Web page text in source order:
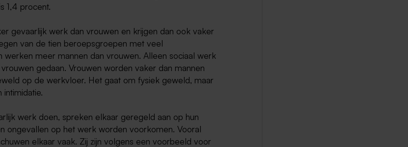
1,4 procent.
gevaarlijk werk dan vrouwen en krijgen dan ook vaker
van de tien beroepsgroepen met veel
werken meer mannen dan vrouwen. Alleen sociaal werk
gedaan. Vrouwen worden vaker dan mannen
op de werkvloer. Het gaat om fysiek geweld, maar
werk doen, spreken elkaar geregeld aan op hun
ongevallen op het werk worden voorkomen. Vooral
elkaar vaak. Zij zijn volgens een voorbeeld voor